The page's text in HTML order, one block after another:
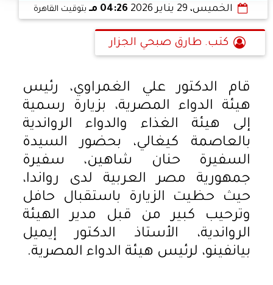
الخميس، 29 يناير 2026 04:26 مـ بتوقيت القاهرة
كتب. طارق صبحي الجزار
قام الدكتور علي الغمراوي، رئيس
هيئة الدواء المصرية، بزيارة رسمية
إلى هيئة الغذاء والدواء الرواندية
بالعاصمة كيغالي، بحضور السيدة
السفيرة حنان شاهين، سفيرة
جمهورية مصر العربية لدى رواندا،
حيث حظيت الزيارة باستقبال حافل
وترحيب كبير من قبل مدير الهيئة
الرواندية، الأستاذ الدكتور إيميل
بيانفينو، لرئيس هيئة الدواء المصرية.